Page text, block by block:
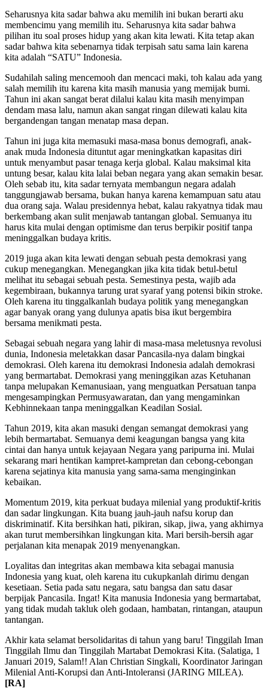
Seharusnya kita sadar bahwa aku memilih ini bukan berarti aku
membencimu yang memilih itu. Seharusnya kita sadar bahwa
pilihan itu soal proses hidup yang akan kita lewati. Kita tetap akan
sadar bahwa kita sebenarnya tidak terpisah satu sama lain karena
kita adalah “SATU” Indonesia.
Sudahilah saling mencemooh dan mencaci maki, toh kalau ada yang
salah memilih itu karena kita masih manusia yang memijak bumi.
Tahun ini akan sangat berat dilalui kalau kita masih menyimpan
dendam masa lalu, namun akan sangat ringan dilewati kalau kita
bergandengan tangan menatap masa depan.
Tahun ini juga kita memasuki masa-masa bonus demografi, anak-
anak muda Indonesia dituntut agar meningkatkan kapasitas diri
untuk menyambut pasar tenaga kerja global. Kalau maksimal kita
untung besar, kalau kita lalai beban negara yang akan semakin besar.
Oleh sebab itu, kita sadar ternyata membangun negara adalah
tanggungjawab bersama, bukan hanya karena kemampuan satu atau
dua orang saja. Walau presidennya hebat, kalau rakyatnya tidak mau
berkembang akan sulit menjawab tantangan global. Semuanya itu
harus kita mulai dengan optimisme dan terus berpikir positif tanpa
meninggalkan budaya kritis.
2019 juga akan kita lewati dengan sebuah pesta demokrasi yang
cukup menegangkan. Menegangkan jika kita tidak betul-betul
melihat itu sebagai sebuah pesta. Semestinya pesta, wajib ada
kegembiraan, bukannya tarung urat syaraf yang potensi bikin stroke.
Oleh karena itu tinggalkanlah budaya politik yang menegangkan
agar banyak orang yang dulunya apatis bisa ikut bergembira
bersama menikmati pesta.
Sebagai sebuah negara yang lahir di masa-masa meletusnya revolusi
dunia, Indonesia meletakkan dasar Pancasila-nya dalam bingkai
demokrasi. Oleh karena itu demokrasi Indonesia adalah demokrasi
yang bermartabat. Demokrasi yang meninggikan azas Ketuhanan
tanpa melupakan Kemanusiaan, yang menguatkan Persatuan tanpa
mengesampingkan Permusyawaratan, dan yang mengaminkan
Kebhinnekaan tanpa meninggalkan Keadilan Sosial.
Tahun 2019, kita akan masuki dengan semangat demokrasi yang
lebih bermartabat. Semuanya demi keagungan bangsa yang kita
cintai dan hanya untuk kejayaan Negara yang paripurna ini. Mulai
sekarang mari hentikan kampret-kampretan dan cebong-cebongan
karena sejatinya kita manusia yang sama-sama menginginkan
kebaikan.
Momentum 2019, kita perkuat budaya milenial yang produktif-kritis
dan sadar lingkungan. Kita buang jauh-jauh nafsu korup dan
diskriminatif. Kita bersihkan hati, pikiran, sikap, jiwa, yang akhirnya
akan turut membersihkan lingkungan kita. Mari bersih-bersih agar
perjalanan kita menapak 2019 menyenangkan.
Loyalitas dan integritas akan membawa kita sebagai manusia
Indonesia yang kuat, oleh karena itu cukupkanlah dirimu dengan
kesetiaan. Setia pada satu negara, satu bangsa dan satu dasar
berpijak Pancasila. Ingat! Kita manusia Indonesia yang bermartabat,
yang tidak mudah takluk oleh godaan, hambatan, rintangan, ataupun
tantangan.
Akhir kata selamat bersolidaritas di tahun yang baru! Tinggilah Iman
Tinggilah Ilmu dan Tinggilah Martabat Demokrasi Kita. (Salatiga, 1
Januari 2019, Salam!! Alan Christian Singkali, Koordinator Jaringan
Milenial Anti-Korupsi dan Anti-Intoleransi (JARING MILEA).
[RA]